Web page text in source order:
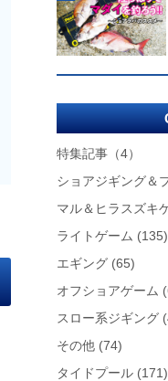
特集記事 （4）
ショアジギング＆
マル＆ヒラスズキ
ライトゲーム (135)
エギング (65)
オフショアゲーム
スロー系ジギング
その他 (74)
タイドプール (171)